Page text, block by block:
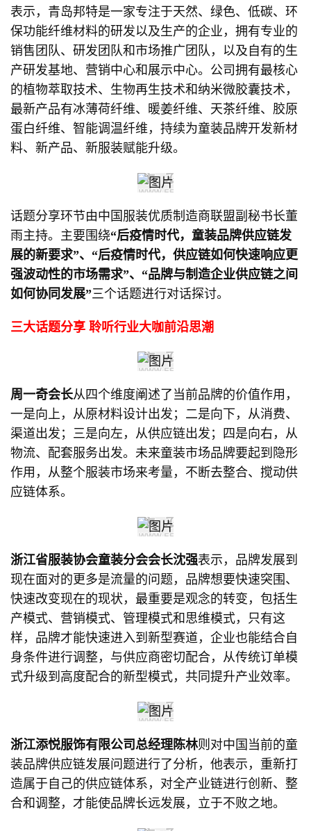
表示，青岛邦特是一家专注于天然、绿色、低碳、环
保功能纤维材料的研发以及生产的企业，拥有专业的
销售团队、研发团队和市场推广团队，以及自有的生
产研发基地、营销中心和展示中心。公司拥有最核心
的植物萃取技术、生物再生技术和纳米微胶囊技术，
最新产品有冰薄荷纤维、暖姜纤维、天茶纤维、胶原
蛋白纤维、智能调温纤维，持续为童装品牌开发新材
料、新产品、新服装赋能升级。
话题分享环节由中国服装优质制造商联盟副秘书长董
雨主持。主要围绕“后疫情时代，童装品牌供应链发
展的新要求”、“后疫情时代，供应链如何快速响应更
强波动性的市场需求”、“品牌与制造企业供应链之间
如何协同发展”三个话题进行对话探讨。
三大话题分享 聆听行业大咖前沿思潮
周一奇会长从四个维度阐述了当前品牌的价值作用，
一是向上，从原材料设计出发；二是向下，从消费、
渠道出发；三是向左，从供应链出发；四是向右，从
物流、配套服务出发。未来童装市场品牌要起到隐形
作用，从整个服装市场来考量，不断去整合、搅动供
应链体系。
浙江省服装协会童装分会会长沈强表示，品牌发展到
现在面对的更多是流量的问题，品牌想要快速突围、
快速改变现在的现状，最重要是观念的转变，包括生
产模式、营销模式、管理模式和思维模式，只有这
样，品牌才能快速进入到新型赛道，企业也能结合自
身条件进行调整，与供应商密切配合，从传统订单模
式升级到高度配合的新型模式，共同提升产业效率。
浙江添悦服饰有限公司总经理陈林则对中国当前的童
装品牌供应链发展问题进行了分析，他表示，重新打
造属于自己的供应链体系，对全产业链进行创新、整
合和调整，才能使品牌长远发展，立于不败之地。